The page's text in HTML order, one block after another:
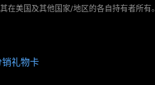
美国及其他国家/地区的各自持有者所有。
销礼物卡